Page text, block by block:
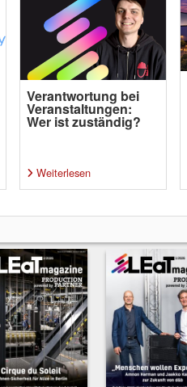
Verantwortung bei
Veranstaltungen:
Wer ist zuständig?
Weiterlesen